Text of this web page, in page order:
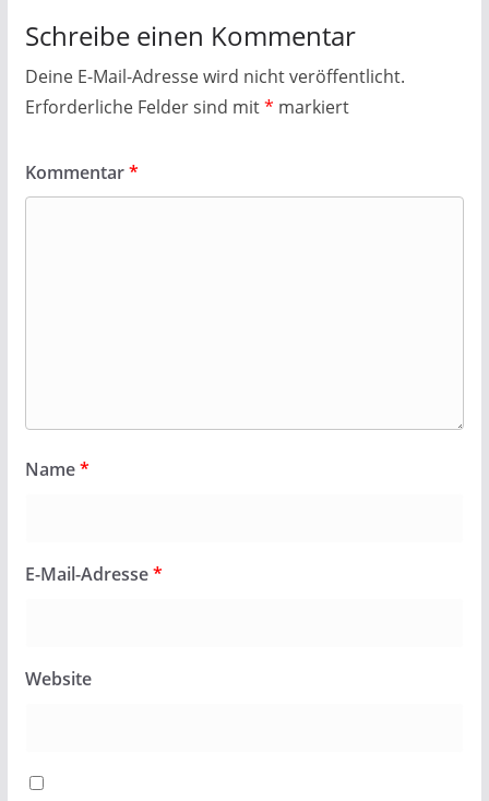
Schreibe einen Kommentar
Deine E-Mail-Adresse wird nicht veröffentlicht.
Erforderliche Felder sind mit* markiert
Kommentar*
Name*
E-Mail-Adresse*
Website